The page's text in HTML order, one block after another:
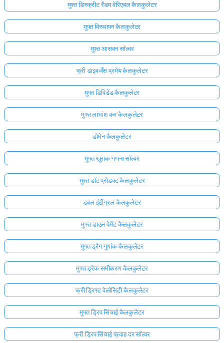
यहाँ
लॉग
इन
मुफ्त डिस्क्रीट रैंडम वेरिएबल कैलकुलेटर
मुफ्त विस्थापन कैलकुलेटर
मुफ्त आसवन सॉल्वर
फ्री डाइवर्जेंस प्रमेय कैलकुलेटर
मुफ्त डिविडेंड कैलकुलेटर
मुफ्त लाभांश कर कैलकुलेटर
डोमेन कैलकुलेटर
मुफ्त खुराक गणना सॉल्वर
मुफ्त डॉट प्रोडक्ट कैलकुलेटर
डबल इंटीग्रल कैलकुलेटर
मुफ्त डाउन पेमेंट कैलकुलेटर
मुफ्त ड्रैग गुणांक कैलकुलेटर
मुफ्त ड्रेक समीकरण कैलकुलेटर
फ्री ड्रिफ्ट वेलोसिटी कैलकुलेटर
मुफ्त ड्रिप सिंचाई कैलकुलेटर
फ्री ड्रिप सिंचाई प्रवाह दर सॉल्वर